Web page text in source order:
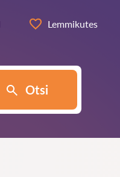
Lemmikutes
Otsi